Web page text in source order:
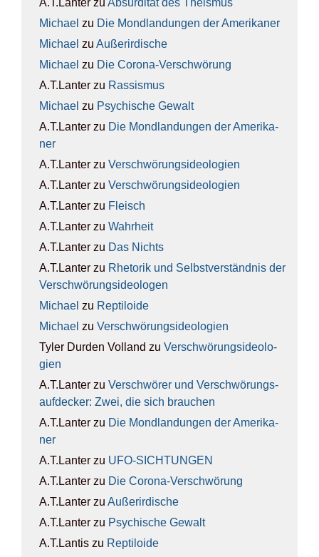
A.T.Lanter zu Absur­di­tät des The­is­mus
Michael zu Die Mond­lan­dun­gen der Ame­ri­ka­ner
Michael zu Außer­ir­di­sche
Michael zu Die Coro­na-Ver­schwö­rung
A.T.Lanter zu Ras­sis­mus
Michael zu Psy­chi­sche Gewalt
A.T.Lanter zu Die Mond­lan­dun­gen der Ame­ri­ka­
ner
A.T.Lanter zu Ver­schwö­rungs­ideo­lo­gien
A.T.Lanter zu Ver­schwö­rungs­ideo­lo­gien
A.T.Lanter zu Fleisch
A.T.Lanter zu Wahr­heit
A.T.Lanter zu Das Nichts
A.T.Lanter zu Rhe­to­rik und Selbst­ver­ständ­nis der
Ver­schwö­rungs­ideo­lo­gen
Michael zu Rep­ti­lo­ide
Michael zu Ver­schwö­rungs­ideo­lo­gien
Tyler Durden Volland zu Ver­schwö­rungs­ideo­lo­
gien
A.T.Lanter zu Ver­schwö­rer und Ver­schwö­rungs­
auf­de­cker: Zwei, die sich brau­chen
A.T.Lanter zu Die Mond­lan­dun­gen der Ame­ri­ka­
ner
A.T.Lanter zu UFO-SICH­TUN­GEN
A.T.Lanter zu Die Coro­na-Ver­schwö­rung
A.T.Lanter zu Außer­ir­di­sche
A.T.Lanter zu Psy­chi­sche Gewalt
A.T.Lantis zu Rep­ti­lo­ide